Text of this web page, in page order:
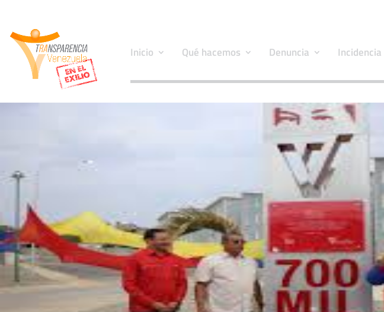
Inicio Qué hacemos Denuncia Incidencia